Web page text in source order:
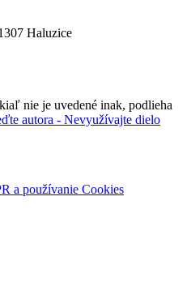
Haluzice
nie je uvedené inak, podlieha
autora - Nevyužívajte dielo
a používanie Cookies